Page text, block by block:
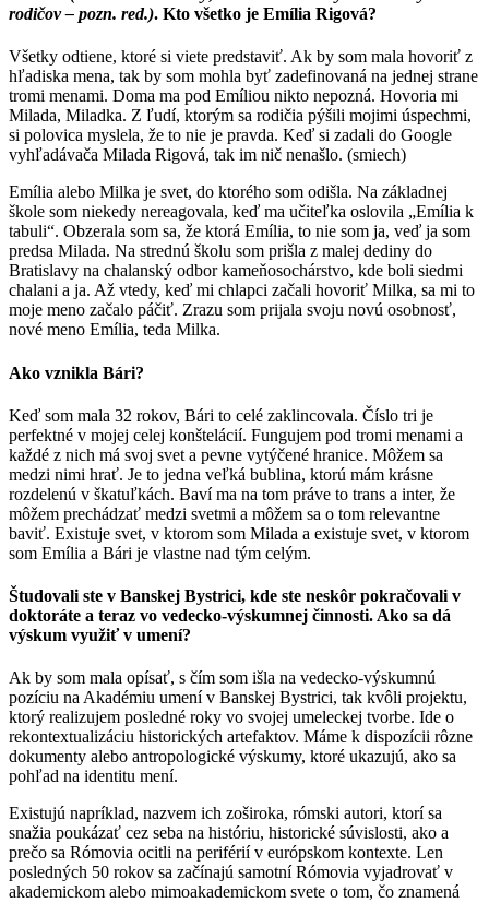
rodičov – pozn. red.). Kto všetko je Emília Rigová?
Všetky odtiene, ktoré si viete predstaviť. Ak by som mala hovoriť z
hľadiska mena, tak by som mohla byť zadefinovaná na jednej strane
tromi menami. Doma ma pod Emíliou nikto nepozná. Hovoria mi
Milada, Miladka. Z ľudí, ktorým sa rodičia pýšili mojimi úspechmi,
si polovica myslela, že to nie je pravda. Keď si zadali do Google
vyhľadávača Milada Rigová, tak im nič nenašlo. (smiech)
Emília alebo Milka je svet, do ktorého som odišla. Na základnej
škole som niekedy nereagovala, keď ma učiteľka oslovila „Emília k
tabuli“. Obzerala som sa, že ktorá Emília, to nie som ja, veď ja som
predsa Milada. Na strednú školu som prišla z malej dediny do
Bratislavy na chalanský odbor kameňosochárstvo, kde boli siedmi
chalani a ja. Až vtedy, keď mi chlapci začali hovoriť Milka, sa mi to
moje meno začalo páčiť. Zrazu som prijala svoju novú osobnosť,
nové meno Emília, teda Milka.
Ako vznikla Bári?
Keď som mala 32 rokov, Bári to celé zaklincovala. Číslo tri je
perfektné v mojej celej konštelácií. Fungujem pod tromi menami a
každé z nich má svoj svet a pevne vytýčené hranice. Môžem sa
medzi nimi hrať. Je to jedna veľká bublina, ktorú mám krásne
rozdelenú v škatuľkách. Baví ma na tom práve to trans a inter, že
môžem prechádzať medzi svetmi a môžem sa o tom relevantne
baviť. Existuje svet, v ktorom som Milada a existuje svet, v ktorom
som Emília a Bári je vlastne nad tým celým.
Študovali ste v Banskej Bystrici, kde ste neskôr pokračovali v
doktoráte a teraz vo vedecko-výskumnej činnosti. Ako sa dá
výskum využiť v umení?
Ak by som mala opísať, s čím som išla na vedecko-výskumnú
pozíciu na Akadémiu umení v Banskej Bystrici, tak kvôli projektu,
ktorý realizujem posledné roky vo svojej umeleckej tvorbe. Ide o
rekontextualizáciu historických artefaktov. Máme k dispozícii rôzne
dokumenty alebo antropologické výskumy, ktoré ukazujú, ako sa
pohľad na identitu mení.
Existujú napríklad, nazvem ich zoširoka, rómski autori, ktorí sa
snažia poukázať cez seba na históriu, historické súvislosti, ako a
prečo sa Rómovia ocitli na periférií v európskom kontexte. Len
posledných 50 rokov sa začínajú samotní Rómovia vyjadrovať v
akademickom alebo mimoakademickom svete o tom, čo znamená